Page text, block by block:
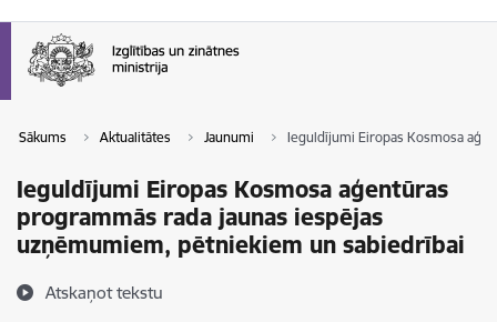
Sākums Aktualitātes Jaunumi Ieguldījumi Eiropas Kosmosa
Ieguldījumi Eiropas Kosmosa aģentūras
programmās rada jaunas iespējas
uzņēmumiem, pētniekiem un sabiedrībai
Atskaņot tekstu